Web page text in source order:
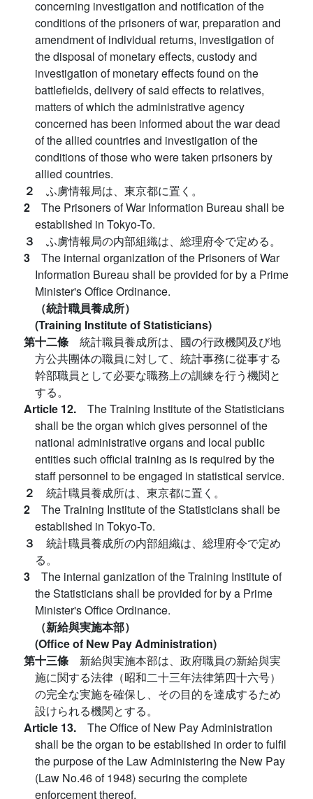
concerning investigation and notification of the
conditions of the prisoners of war, preparation and
amendment of individual returns, investigation of
the disposal of monetary effects, custody and
investigation of monetary effects found on the
battlefields, delivery of said effects to relatives,
matters of which the administrative agency
concerned has been informed about the war dead
of the allied countries and investigation of the
conditions of those who were taken prisoners by
allied countries.
２ ふ虜情報局は、東京都に置く。
2 The Prisoners of War Information Bureau shall be
established in Tokyo-To.
３ ふ虜情報局の内部組織は、総理府令で定める。
3 The internal organization of the Prisoners of War
Information Bureau shall be provided for by a Prime
Minister's Office Ordinance.
（統計職員養成所）
(Training Institute of Statisticians)
第十二條 統計職員養成所は、國の行政機関及び地
方公共團体の職員に対して、統計事務に從事する
幹部職員として必要な職務上の訓練を行う機関と
する。
Article 12. The Training Institute of the Statisticians
shall be the organ which gives personnel of the
national administrative organs and local public
entities such official training as is required by the
staff personnel to be engaged in statistical service.
２ 統計職員養成所は、東京都に置く。
2 The Training Institute of the Statisticians shall be
established in Tokyo-To.
３ 統計職員養成所の内部組織は、総理府令で定め
る。
3 The internal ganization of the Training Institute of
the Statisticians shall be provided for by a Prime
Minister's Office Ordinance.
（新給與実施本部）
(Office of New Pay Administration)
第十三條 新給與実施本部は、政府職員の新給與実
施に関する法律（昭和二十三年法律第四十六号）
の完全な実施を確保し、その目的を達成するため
設けられる機関とする。
Article 13. The Office of New Pay Administration
shall be the organ to be established in order to fulfil
the purpose of the Law Administering the New Pay
(Law No.46 of 1948) securing the complete
enforcement thereof.